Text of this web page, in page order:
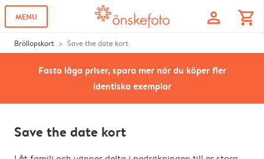
MENU profile shopping_cart
Bröllopskort Save the date kort
Fasta låga priser, spara mer när du köper fler
identiska exemplar
Save the date kort